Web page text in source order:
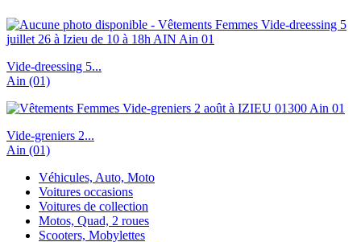
Vide-dreessing 5...
Ain (01)
Vide-greniers 2...
Ain (01)
Véhicules, Auto, Moto
Voitures occasions
Voitures de collection
Motos, Quad, 2 roues
Scooters, Mobylettes